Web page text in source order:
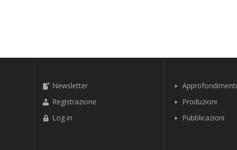
Newsletter
Registrazione
Log in
Approfondimenti
Produzioni
Pubblicazioni